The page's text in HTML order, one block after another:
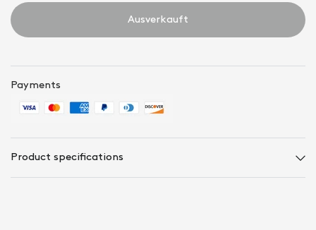
Ausverkauft
Payments
Product specifications